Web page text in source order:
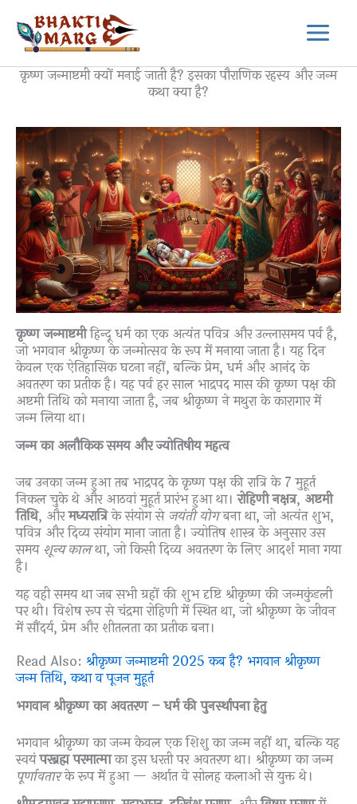
content
कृष्ण जन्माष्टमी क्यों मनाई जाती है? इसका पौराणिक रहस्य और जन्म
कथा क्या है?
कृष्ण जन्माष्टमीहिन्दू धर्म का एक अत्यंत पवित्र और उल्लासमय पर्व है,
जो भगवान श्रीकृष्ण के जन्मोत्सव के रूप में मनाया जाता है। यह दिन
केवल एक ऐतिहासिक घटना नहीं, बल्कि प्रेम, धर्म और आनंद के
अवतरण का प्रतीक है। यह पर्व हर साल भाद्रपद मास की कृष्ण पक्ष की
अष्टमी तिथि को मनाया जाता है, जब श्रीकृष्ण ने मथुरा के कारागार में
जन्म लिया था।
जन्म का अलौकिक समय और ज्योतिषीय महत्व
जब उनका जन्म हुआ तब भाद्रपद के कृष्ण पक्ष की रात्रि के 7 मुहूर्त
निकल चुके थे और आठवां मुहूर्त प्रारंभ हुआ था।रोहिणी नक्षत्र, अष्टमी
तिथि, औरमध्यरात्रिके संयोग से जयंती योगबना था, जो अत्यंत शुभ,
पवित्र और दिव्य संयोग माना जाता है। ज्योतिष शास्त्र के अनुसार उस
समय शून्य कालथा, जो किसी दिव्य अवतरण के लिए आदर्श माना गया
है।
यह वही समय था जब सभी ग्रहों की शुभ दृष्टि श्रीकृष्ण की जन्मकुंडली
पर थी। विशेष रूप से चंद्रमा रोहिणी में स्थित था, जो श्रीकृष्ण के जीवन
में सौंदर्य, प्रेम और शीतलता का प्रतीक बना।
Read Also: श्रीकृष्ण जन्माष्टमी 2025 कब है? भगवान श्रीकृष्ण
जन्म तिथि, कथा व पूजन मुहूर्त
भगवान श्रीकृष्ण का अवतरण – धर्म की पुनर्स्थापना हेतु
भगवान श्रीकृष्ण का जन्म केवल एक शिशु का जन्म नहीं था, बल्कि यह
स्वयंपरब्रह्म परमात्माका इस धरती पर अवतरण था। श्रीकृष्ण का जन्म
पूर्णावतारके रूप में हुआ — अर्थात वे सोलह कलाओं से युक्त थे।